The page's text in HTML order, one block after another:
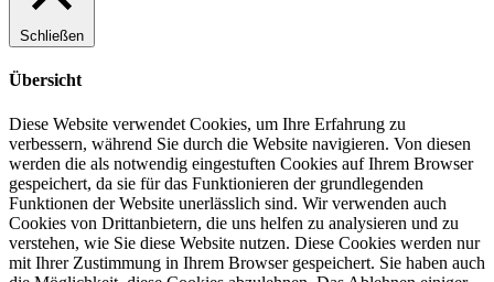
Schließen
Übersicht
Diese Website verwendet Cookies, um Ihre Erfahrung zu
verbessern, während Sie durch die Website navigieren. Von diesen
werden die als notwendig eingestuften Cookies auf Ihrem Browser
gespeichert, da sie für das Funktionieren der grundlegenden
Funktionen der Website unerlässlich sind. Wir verwenden auch
Cookies von Drittanbietern, die uns helfen zu analysieren und zu
verstehen, wie Sie diese Website nutzen. Diese Cookies werden nur
mit Ihrer Zustimmung in Ihrem Browser gespeichert. Sie haben auch